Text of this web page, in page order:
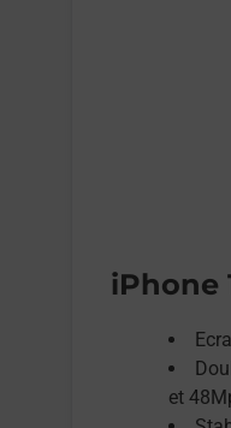
iPhone
et